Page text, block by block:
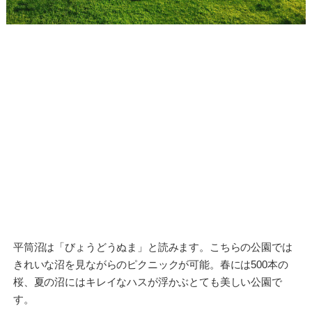
平筒沼は「びょうどうぬま」と読みます。こちらの公園では
きれいな沼を見ながらのピクニックが可能。春には500本の
桜、夏の沼にはキレイなハスが浮かぶとても美しい公園で
す。